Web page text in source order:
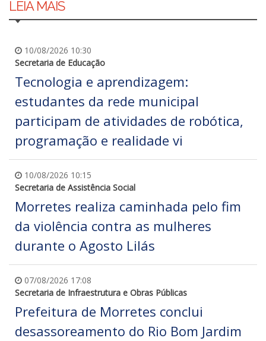
LEIA MAIS
10/08/2026 10:30
Secretaria de Educação
Tecnologia e aprendizagem:
estudantes da rede municipal
participam de atividades de robótica,
programação e realidade vi
10/08/2026 10:15
Secretaria de Assistência Social
Morretes realiza caminhada pelo fim
da violência contra as mulheres
durante o Agosto Lilás
07/08/2026 17:08
Secretaria de Infraestrutura e Obras Públicas
Prefeitura de Morretes conclui
desassoreamento do Rio Bom Jardim